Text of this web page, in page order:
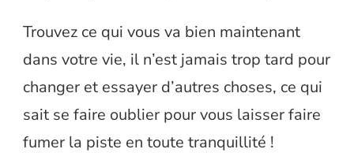
Trouvez ce qui vous va bien maintenant
dans votre vie, il n’est jamais trop tard pour
changer et essayer d’autres choses, ce qui
sait se faire oublier pour vous laisser faire
fumer la piste en toute tranquillité !